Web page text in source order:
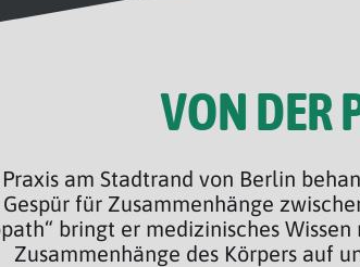
VON DER
am Stadtrand von Berlin
für Zusammenhänge
bringt er medizinisches
Zusammenhänge des Körpers auf